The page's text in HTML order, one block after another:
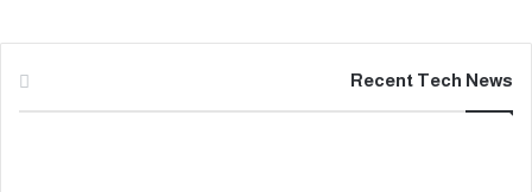
Recent Tech News